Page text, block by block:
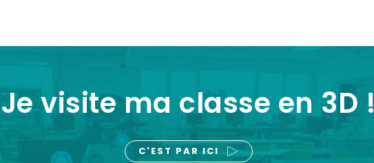
Je visite ma classe en 3D !
C'EST PAR ICI